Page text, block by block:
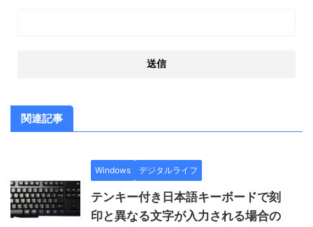
関連記事
Windows デジタルライフ
テンキー付き日本語キーボードで刻
印と異なる文字が入力される場合の